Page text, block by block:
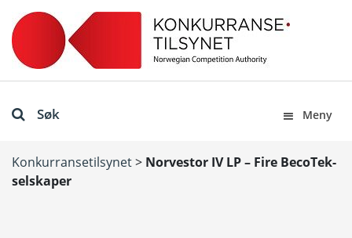
Søk Meny
Konkurransetilsynet> Norvestor IV LP – Fire BecoTek-
selskaper